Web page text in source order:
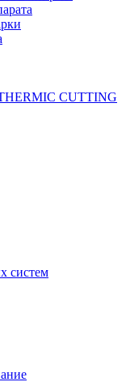
CUTTING
систем